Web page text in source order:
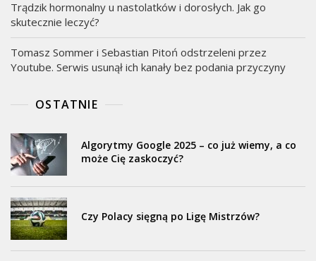
Trądzik hormonalny u nastolatków i dorosłych. Jak go
skutecznie leczyć?
Tomasz Sommer i Sebastian Pitoń odstrzeleni przez
Youtube. Serwis usunął ich kanały bez podania przyczyny
OSTATNIE
Algorytmy Google 2025 – co już wiemy, a co
może Cię zaskoczyć?
Czy Polacy sięgną po Ligę Mistrzów?